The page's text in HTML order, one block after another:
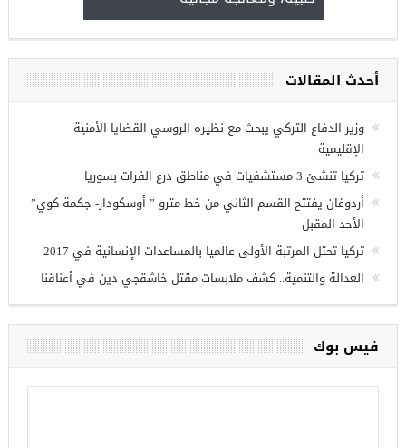
في
أحدث المقالات
وزير الدفاع التركي يبحث مع نظيره الروسي القضايا الأمنية
الإقليمية
تركيا تنشئ 3 مستشفيات في مناطق درع الفرات بسوريا
أردوغان يفتتح القسم الثاني من خط مترو ” أوسكودار- جكمة كوي”
الأحد المقبل
تركيا تحتل المرتبة الأولى عالميا بالمساعدات الإنسانية في 2017
العدالة والتنمية.. كشف ملابسات مقتل خاشقجي دين في أعناقنا
فيس بوك